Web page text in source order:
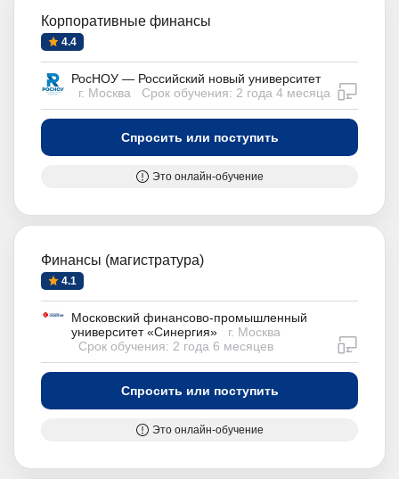
Корпоративные финансы
4.4
РосНОУ — Российский новый университет
г. Москва
Срок обучения: 2 года 4 месяца
Спросить или поступить
Это онлайн-обучение
Финансы (магистратура)
4.1
Московский финансово-промышленный
университет «Синергия»
г. Москва
Срок обучения: 2 года 6 месяцев
Спросить или поступить
Это онлайн-обучение